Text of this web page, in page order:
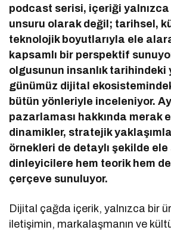
podcast serisi, içeriği
unsuru olarak değil; tarihsel,
teknolojik boyutlarıyla ele
kapsamlı bir perspektif
olgusunun insanlık
günümüz dijital
bütün yönleriyle inceleniyor.
pazarlaması hakkında merak
dinamikler, stratejik
örnekleri de detaylı şekilde ele
dinleyicilere hem teorik hem
çerçeve sunuluyor.
Dijital çağda içerik, yalnızca bir
iletişimin, markalaşmanın ve